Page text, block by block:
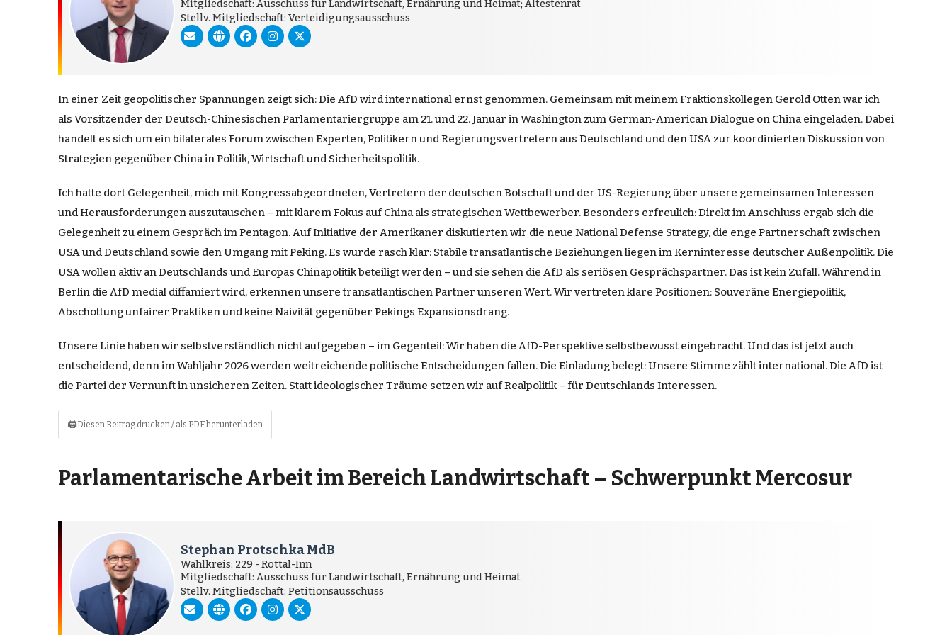
Mitgliedschaft: Ausschuss für Landwirtschaft, Ernährung und Heimat; Ältestenrat
Stellv. Mitgliedschaft: Verteidigungsausschuss
In einer Zeit geopolitischer Spannungen zeigt sich: Die AfD wird international ernst genommen. Gemeinsam mit meinem Fraktionskollegen Gerold Otten war ich
als Vorsitzender der Deutsch-Chinesischen Parlamentariergruppe am 21. und 22. Januar in Washington zum German-American Dialogue on China eingeladen. Dabei
handelt es sich um ein bilaterales Forum zwischen Experten, Politikern und Regierungsvertretern aus Deutschland und den USA zur koordinierten Diskussion von
Strategien gegenüber China in Politik, Wirtschaft und Sicherheitspolitik.
Ich hatte dort Gelegenheit, mich mit Kongressabgeordneten, Vertretern der deutschen Botschaft und der US-Regierung über unsere gemeinsamen Interessen
und Herausforderungen auszutauschen – mit klarem Fokus auf China als strategischen Wettbewerber. Besonders erfreulich: Direkt im Anschluss ergab sich die
Gelegenheit zu einem Gespräch im Pentagon. Auf Initiative der Amerikaner diskutierten wir die neue National Defense Strategy, die enge Partnerschaft zwischen
USA und Deutschland sowie den Umgang mit Peking. Es wurde rasch klar: Stabile transatlantische Beziehungen liegen im Kerninteresse deutscher Außenpolitik. Die
USA wollen aktiv an Deutschlands und Europas Chinapolitik beteiligt werden – und sie sehen die AfD als seriösen Gesprächspartner. Das ist kein Zufall. Während in
Berlin die AfD medial diffamiert wird, erkennen unsere transatlantischen Partner unseren Wert. Wir vertreten klare Positionen: Souveräne Energiepolitik,
Abschottung unfairer Praktiken und keine Naivität gegenüber Pekings Expansionsdrang.
Unsere Linie haben wir selbstverständlich nicht aufgegeben – im Gegenteil: Wir haben die AfD-Perspektive selbstbewusst eingebracht. Und das ist jetzt auch
entscheidend, denn im Wahljahr 2026 werden weitreichende politische Entscheidungen fallen. Die Einladung belegt: Unsere Stimme zählt international. Die AfD ist
die Partei der Vernunft in unsicheren Zeiten. Statt ideologischer Träume setzen wir auf Realpolitik – für Deutschlands Interessen.
🖨Diesen Beitrag drucken / als PDF herunterladen
Parlamentarische Arbeit im Bereich Landwirtschaft – Schwerpunkt Mercosur
Stephan Protschka MdB
Wahlkreis: 229 - Rottal-Inn
Mitgliedschaft: Ausschuss für Landwirtschaft, Ernährung und Heimat
Stellv. Mitgliedschaft: Petitionsausschuss